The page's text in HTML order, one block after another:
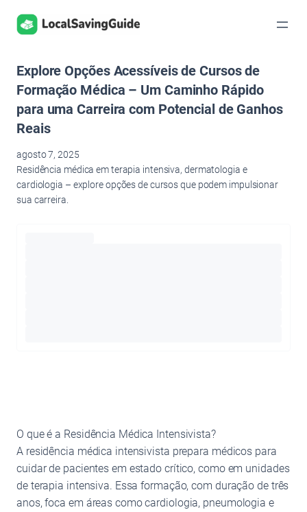
Pular
para
Explore Opções Acessíveis de Cursos de
Formação Médica – Um Caminho Rápido
para uma Carreira com Potencial de Ganhos
Reais
agosto 7, 2025
Residência médica em terapia intensiva, dermatologia e
cardiologia – explore opções de cursos que podem impulsionar
sua carreira.
O que é a Residência Médica Intensivista?
A residência médica intensivista prepara médicos para
cuidar de pacientes em estado crítico, como em unidades
de terapia intensiva. Essa formação, com duração de três
anos, foca em áreas como cardiologia, pneumologia e